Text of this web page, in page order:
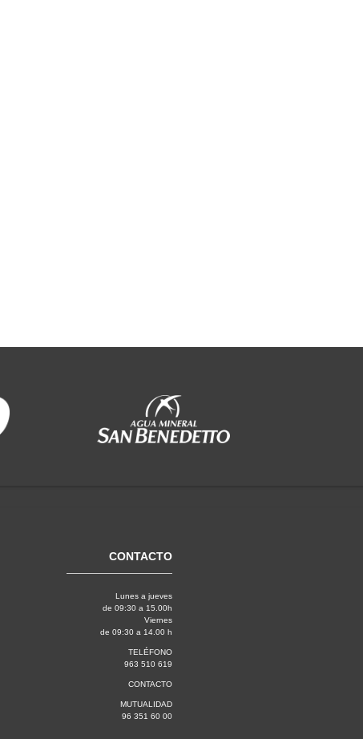
CONTACTO
Lunes a jueves
de 09:30 a 15.00h
Viernes
de 09:30 a 14.00 h
TELÉFONO
963 510 619
CONTACTO
MUTUALIDAD
96 351 60 00